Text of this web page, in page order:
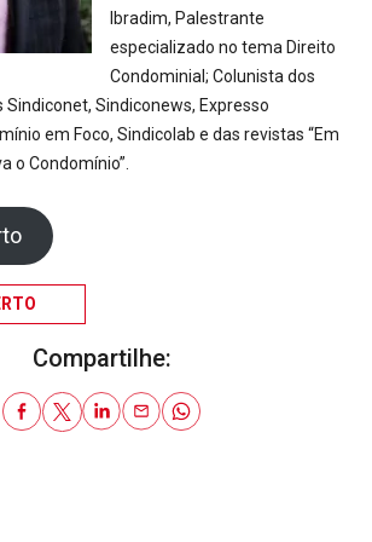
Ibradim, Palestrante
especializado no tema Direito
Condominial; Colunista dos
Sindiconews, Expresso
em Foco, Sindicolab e das revistas “Em
o Condomínio”.
Compartilhe: